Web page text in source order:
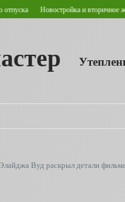
и вторичное жилье:
Вуд раскрыл детали